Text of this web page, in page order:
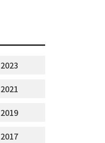
2023
2021
2019
2017